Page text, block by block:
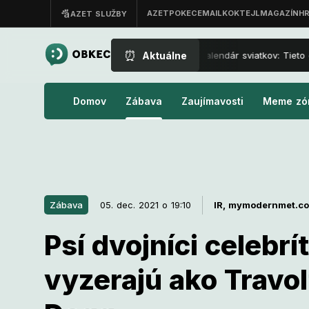
⏰ Aktuálne
Nový kalendár sviatkov: Tieto dni
Domov Zábava Zaujímavosti Meme
Zábava 05. dec. 2021 o 19:10 IR,
Psí dvojníci
vyzerajú ako